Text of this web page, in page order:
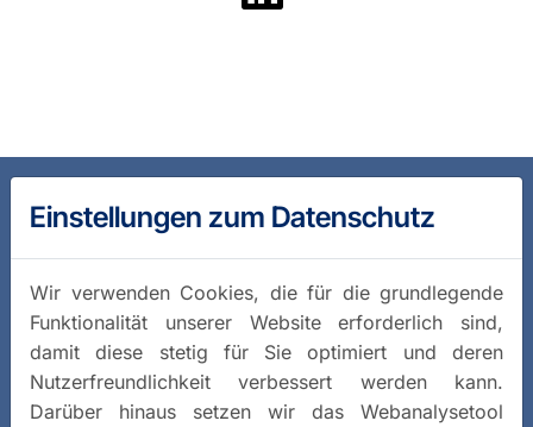
Einstellungen zum Datenschutz
Wir verwenden Cookies, die für die grundlegende
Funktionalität unserer Website erforderlich sind,
damit diese stetig für Sie optimiert und deren
Nutzerfreundlichkeit verbessert werden kann.
Darüber hinaus setzen wir das Webanalysetool